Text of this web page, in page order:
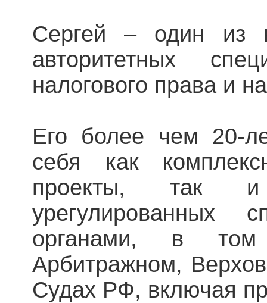
Сергей – один из
авторитетных
налогового права и
Его более чем 20-
себя как
проекты, так и
урегулированных
органами, в
Арбитражном,
Судах РФ, включая